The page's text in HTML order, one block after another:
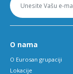
O nama
O Eurosan grupaciji
Lokacije